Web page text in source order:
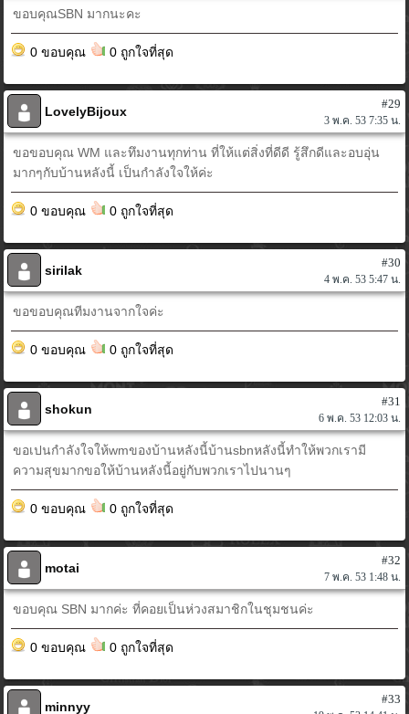
ขอบคุณSBN มากนะคะ
0 ขอบคุณ 0 ถูกใจที่สุด
LovelyBijoux
#29
3 พ.ค. 53 7:35 น.
ขอขอบคุณ WM และทึมงานทุกท่าน ที่ให้แต่สิ่งที่ดีดี รู้สึกดีและอบอุ่น
มากๆกับบ้านหลังนี้ เป็นกำลังใจให้ค่ะ
0 ขอบคุณ 0 ถูกใจที่สุด
sirilak
#30
4 พ.ค. 53 5:47 น.
ขอขอบคุณทีมงานจากใจค่ะ
0 ขอบคุณ 0 ถูกใจที่สุด
shokun
#31
6 พ.ค. 53 12:03 น.
ขอเปนกำลังใจให้wmของบ้านหลังนี้บ้านsbnหลังนี้ทำให้พวกเรามี
ความสุขมากขอให้บ้านหลังนี้อยู่กับพวกเราไปนานๆ
0 ขอบคุณ 0 ถูกใจที่สุด
motai
#32
7 พ.ค. 53 1:48 น.
ขอบคุณ SBN มากค่ะ ที่คอยเป็นห่วงสมาชิกในชุมชนค่ะ
0 ขอบคุณ 0 ถูกใจที่สุด
minnyy
#33